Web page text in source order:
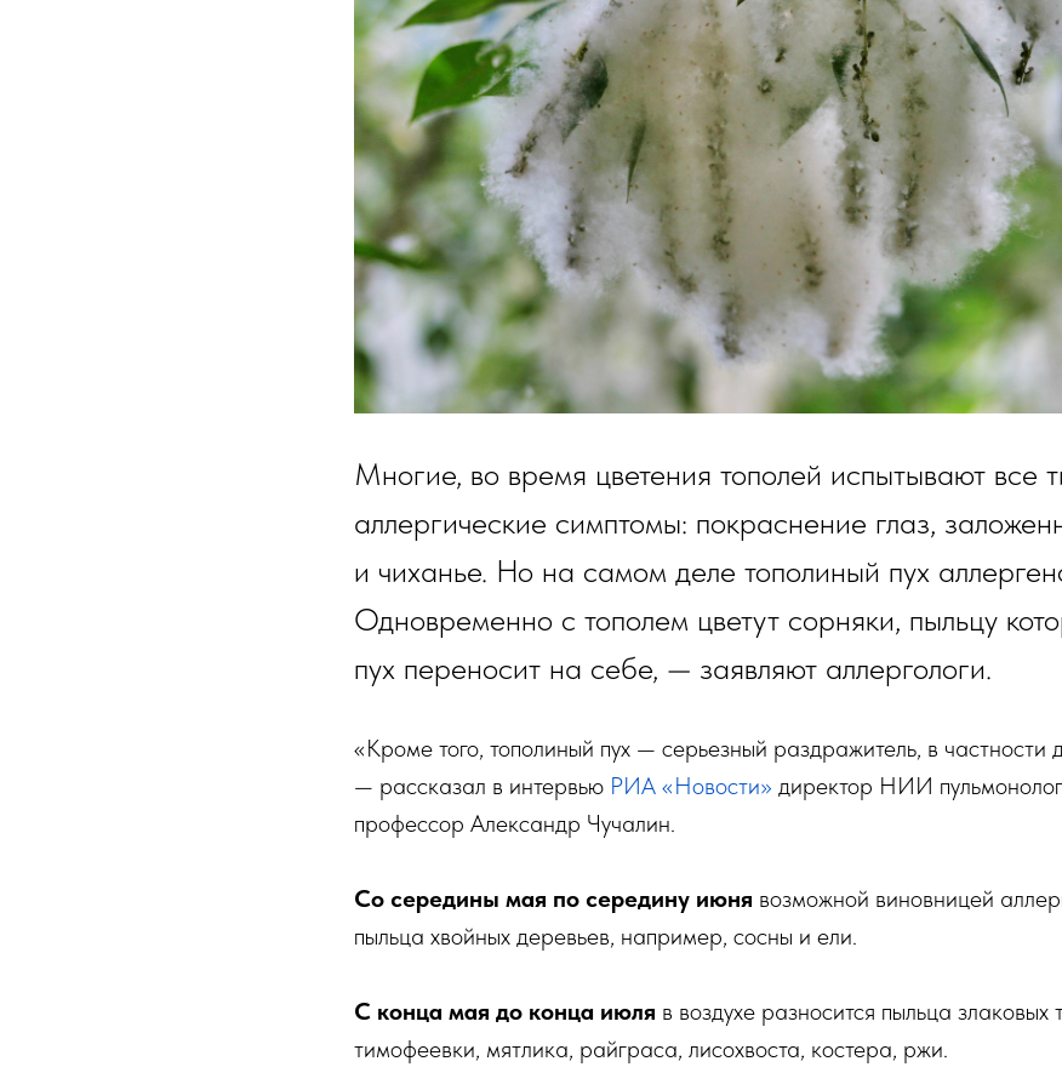
Многие, во время цветения тополей испытывают все
аллергические симптомы: покраснение глаз,
и чиханье. Но на самом деле тополиный пух
Одновременно с тополем цветут сорняки, пыльцу
пух переносит на себе, — заявляют аллергологи.
«Кроме того, тополиный пух — серьезный раздражитель, в частности
— рассказал в интервью РИА «Новости» директор НИИ
профессор Александр Чучалин.
Со середины мая по середину июня возможной виновницей
пыльца хвойных деревьев, например, сосны и ели.
С конца мая до конца июля в воздухе разносится пыльца
тимофеевки, мятлика, райграса, лисохвоста, костера, ржи.